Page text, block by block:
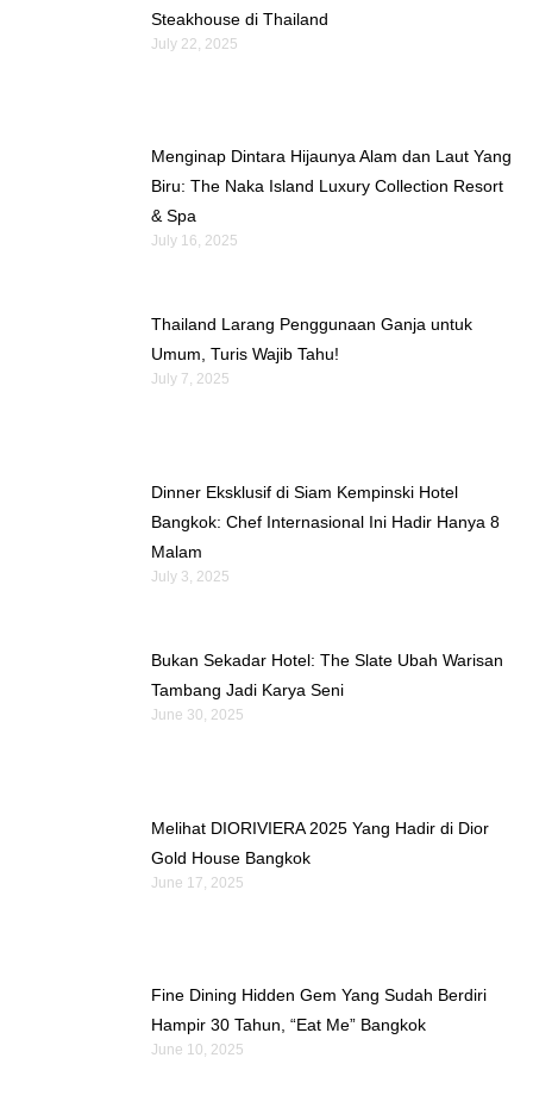
Steakhouse di Thailand
July 22, 2025
Menginap Dintara Hijaunya Alam dan Laut Yang
Biru: The Naka Island Luxury Collection Resort
& Spa
July 16, 2025
Thailand Larang Penggunaan Ganja untuk
Umum, Turis Wajib Tahu!
July 7, 2025
Dinner Eksklusif di Siam Kempinski Hotel
Bangkok: Chef Internasional Ini Hadir Hanya 8
Malam
July 3, 2025
Bukan Sekadar Hotel: The Slate Ubah Warisan
Tambang Jadi Karya Seni
June 30, 2025
Melihat DIORIVIERA 2025 Yang Hadir di Dior
Gold House Bangkok
June 17, 2025
Fine Dining Hidden Gem Yang Sudah Berdiri
Hampir 30 Tahun, “Eat Me” Bangkok
June 10, 2025